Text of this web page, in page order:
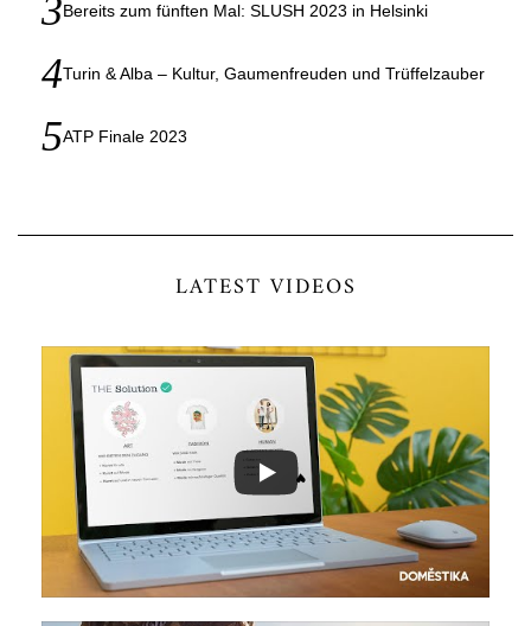
Bereits zum fünften Mal: SLUSH 2023 in Helsinki
Turin & Alba – Kultur, Gaumenfreuden und Trüffelzauber
ATP Finale 2023
LATEST VIDEOS